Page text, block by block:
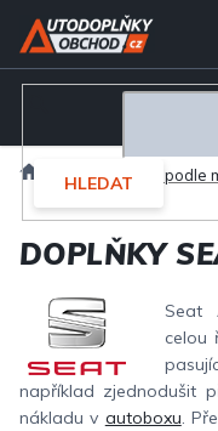
Přejít
obsah
HLEDAT
Autodoplňky podle
DOPLŇKY
Seat
celou
například zjednodušit
nákladu v autoboxu.